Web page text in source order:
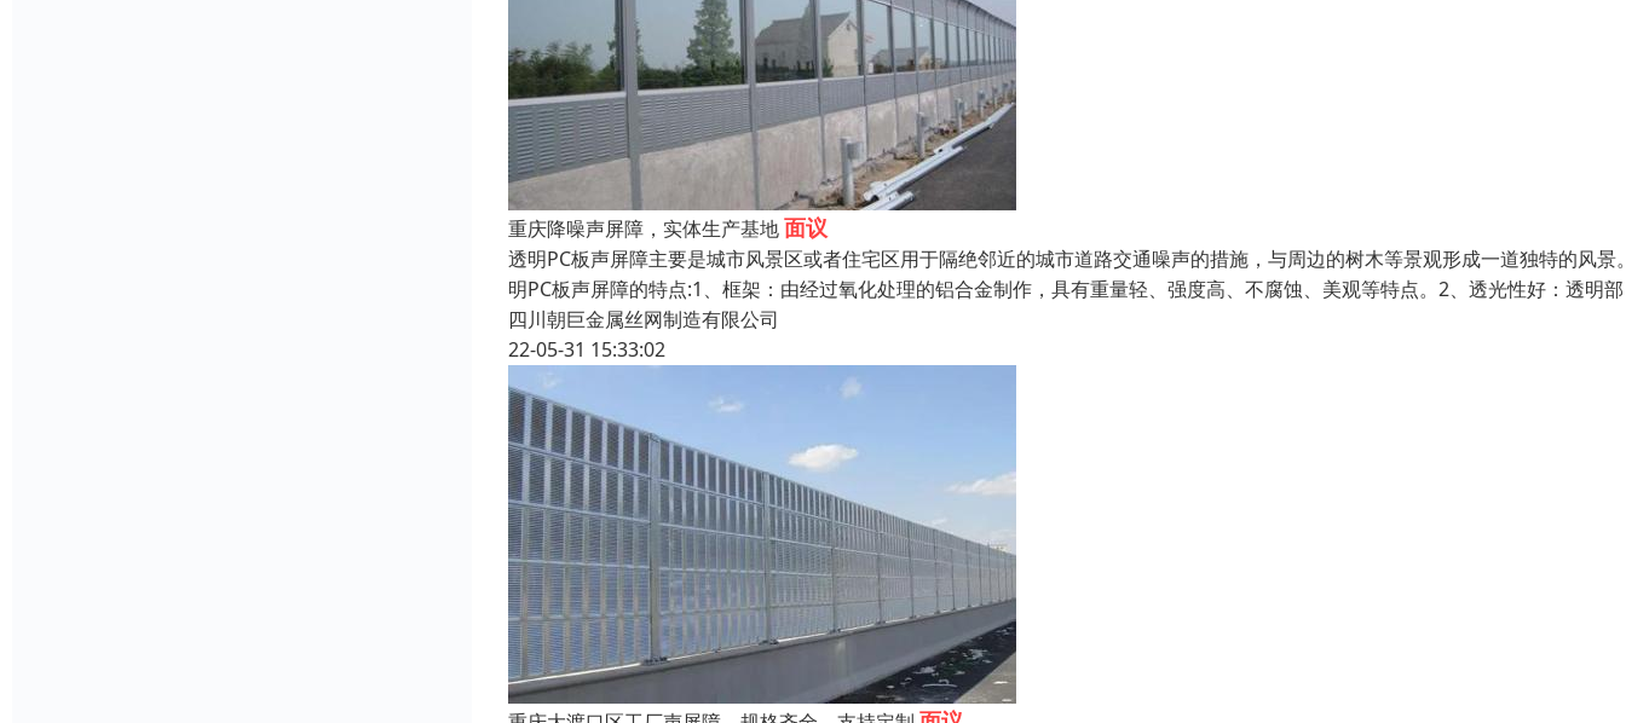
重庆降噪声屏障，实体生产基地面议
透明PC板声屏障主要是城市风景区或者住宅区用于隔绝邻近的城市道路交通噪声的措施，与周边的树木等景观形成一道独特的风景
明PC板声屏障的特点:1、框架：由经过氧化处理的铝合金制作，具有重量轻、强度高、不腐蚀、美观等特点。2、透光性好：透明部
四川朝巨金属丝网制造有限公司
22-05-31 15:33:02